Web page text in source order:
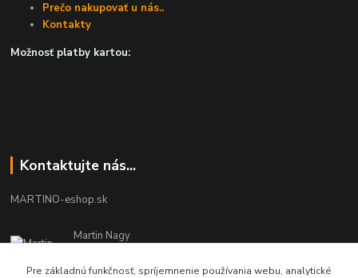
Prečo nakupovať u nás..
Kontakty
Možnosť platby kartou:
Kontaktujte nás...
MARTINO-eshop.sk
Martin Nagy
Pracovné dni - 08:00 - 16:00
Pre základnú funkčnosť, spríjemnenie používania webu, analytické